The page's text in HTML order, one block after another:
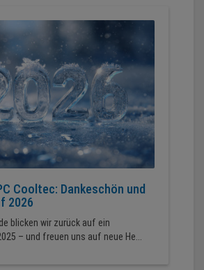
Cooltec: Dankeschön und
2026
blicken wir zurück auf ein
– und freuen uns auf neue He...